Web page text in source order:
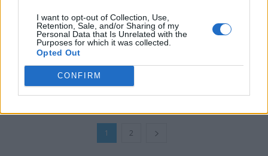
I want to opt-out of Collection, Use,
Retention, Sale, and/or Sharing of my
Personal Data that Is Unrelated with the
Purposes for which it was collected.
Opted Out
CONFIRM
Surpriză enormă la Mondiale: Argentina –
Arabia Saudită 1-2! Messi-cel-Obosit a...
Grigore Cartianu - marți, 22 noiembrie 2022
1 2